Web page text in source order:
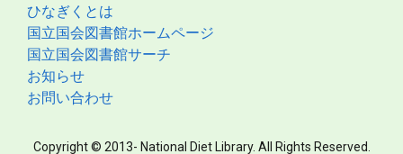
ひなぎくとは
国立国会図書館ホームページ
国立国会図書館サーチ
お知らせ
お問い合わせ
Copyright © 2013- National Diet Library. All Rights Reserved.